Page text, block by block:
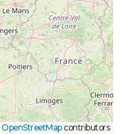
OpenStreetMapcontributors